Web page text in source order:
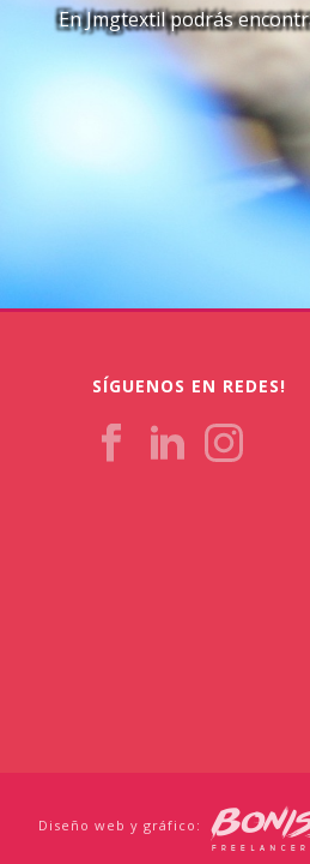
En Jmgtextil podrás
SÍGUENOS EN REDES!
Diseño web y gráfico: